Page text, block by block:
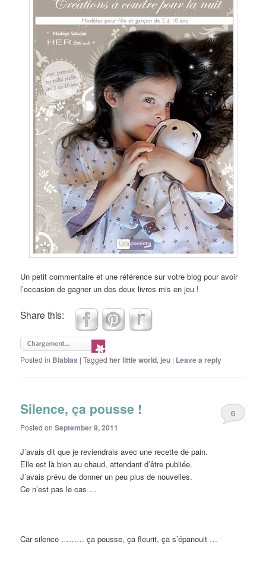
Un petit commentaire et une référence sur votre blog pour avoir
l’occasion de gagner un des deux livres mis en jeu !
Share this:
Posted in Blablas |Tagged her little world, jeu | Leave a reply
Silence, ça pousse !
Posted onSeptember 9, 2011
6
J’avais dit que je reviendrais avec une recette de pain.
Elle est là bien au chaud, attendant d’être publiée.
J’avais prévu de donner un peu plus de nouvelles.
Ce n’est pas le cas …
Car silence ……… ça pousse, ça fleurit, ça s’épanouit …